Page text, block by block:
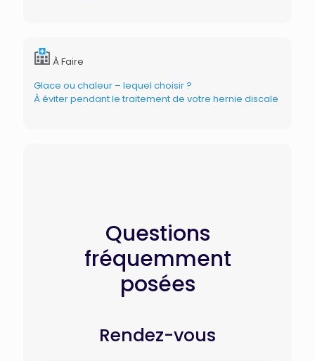
À Faire
Glace ou chaleur – lequel choisir ?
À éviter pendant le traitement de votre hernie discale
Questions
fréquemment
posées
Rendez-vous